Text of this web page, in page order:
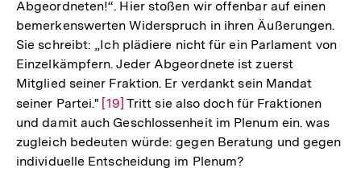
Abgeordneten!“. Hier stoßen wir offenbar auf einen
bemerkenswerten Widerspruch in ihren Äußerungen.
Sie schreibt: „Ich plädiere nicht für ein Parlament von
Einzelkämpfern. Jeder Abgeordnete ist zuerst
Mitglied seiner Fraktion. Er verdankt sein Mandat
seiner Partei." Zur
Auflösung
der
Fußnote
[19] Tritt sie also doch für Fraktionen
und damit auch Geschlossenheit im Plenum ein. was
zugleich bedeuten würde: gegen Beratung und gegen
individuelle Entscheidung im Plenum?